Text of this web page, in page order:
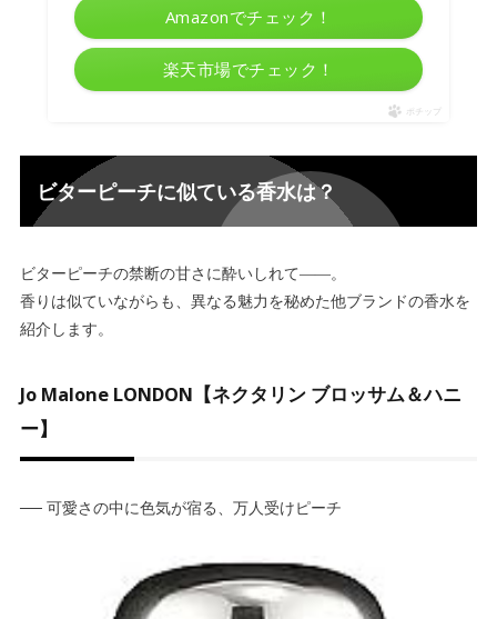
Amazonでチェック！
楽天市場でチェック！
ポチップ
ビターピーチに似ている香水は？
ビターピーチの禁断の甘さに酔いしれて――。
香りは似ていながらも、異なる魅力を秘めた他ブランドの香水を
紹介します。
Jo Malone LONDON【ネクタリン ブロッサム＆ハニ
ー】
── 可愛さの中に色気が宿る、万人受けピーチ